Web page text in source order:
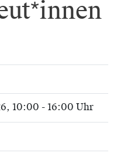
10:00 - 16:00 Uhr